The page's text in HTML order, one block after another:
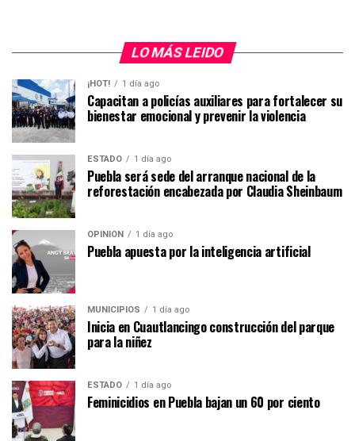
LO MÁS LEIDO
¡HOT! 1 día ago
Capacitan a policías auxiliares para fortalecer su
bienestar emocional y prevenir la violencia
ESTADO 1 día ago
Puebla será sede del arranque nacional de la
reforestación encabezada por Claudia Sheinbaum
OPINIÓN 1 día ago
Puebla apuesta por la inteligencia artificial
MUNICIPIOS 1 día ago
Inicia en Cuautlancingo construcción del parque
para la niñez
ESTADO 1 día ago
Feminicidios en Puebla bajan un 60 por ciento